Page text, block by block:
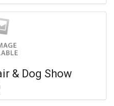
& Dog Show